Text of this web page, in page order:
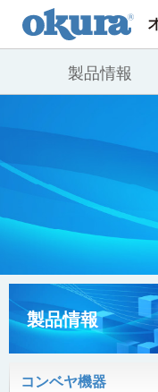
製品情報
製品情報
コンベヤ機器